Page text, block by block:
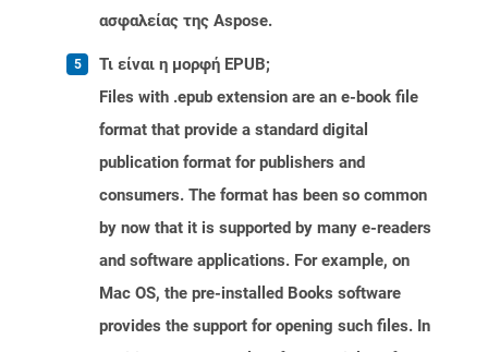
ασφαλείας της Aspose.
Τι είναι η μορφή EPUB;
Files with .epub extension are an e-book file
format that provide a standard digital
publication format for publishers and
consumers. The format has been so common
by now that it is supported by many e-readers
and software applications. For example, on
Mac OS, the pre-installed Books software
provides the support for opening such files. In